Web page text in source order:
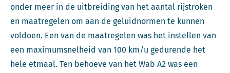
onder meer in de uitbreiding van het aantal rijstroken
en maatregelen om aan de geluidnormen te kunnen
voldoen. Een van de maatregelen was het instellen van
een maximumsnelheid van 100 km/u gedurende het
hele etmaal. Ten behoeve van het Wab A2 was een